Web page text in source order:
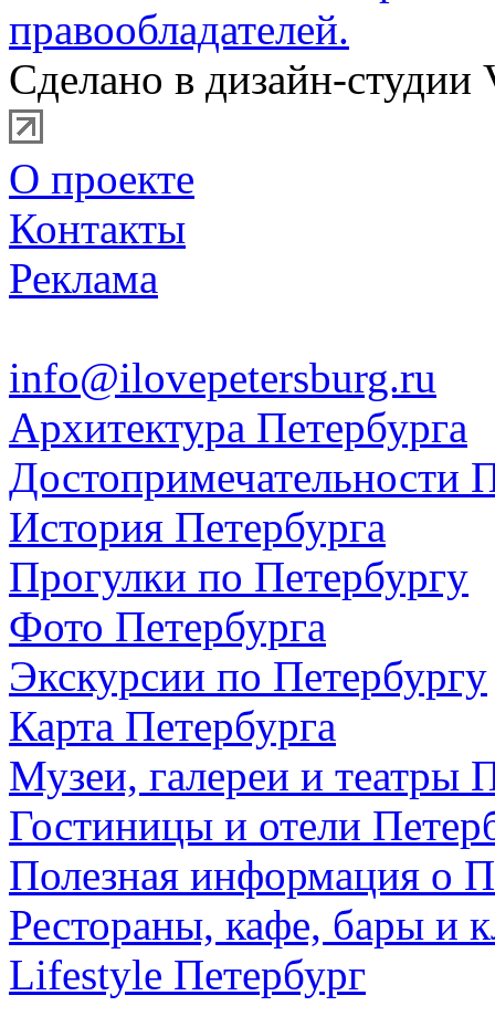
правообладателей.
Сделано в дизайн-студии
О проекте
Контакты
Реклама
info@ilovepetersburg.ru
Архитектура Петербурга
Достопримечательности
История Петербурга
Прогулки по Петербургу
Фото Петербурга
Экскурсии по Петербургу
Карта Петербурга
Музеи, галереи и театры
Гостиницы и отели
Полезная информация о
Рестораны, кафе, бары и
Lifestyle Петербург